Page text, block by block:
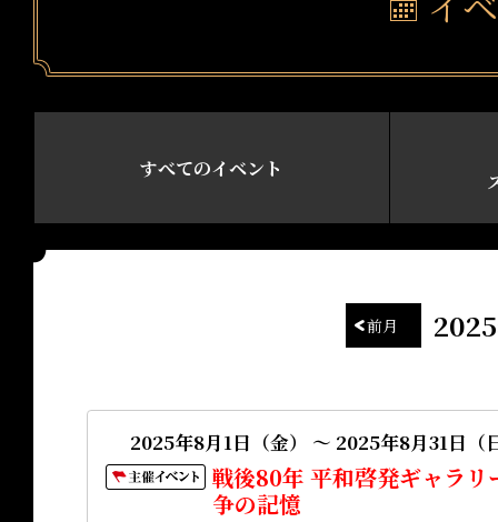
すべてのイベント
前月
2025年8月1日（金） ～ 2025年8月31日（
戦後80年 平和啓発ギャラ
争の記憶